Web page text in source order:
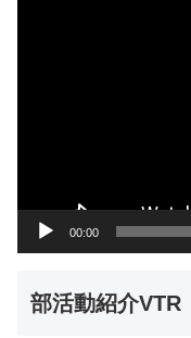
00:00
部活動紹介VTR